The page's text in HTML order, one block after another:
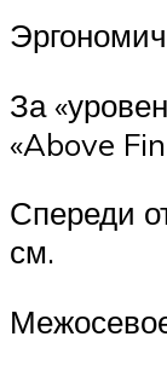
За
«Above
Спереди
см.